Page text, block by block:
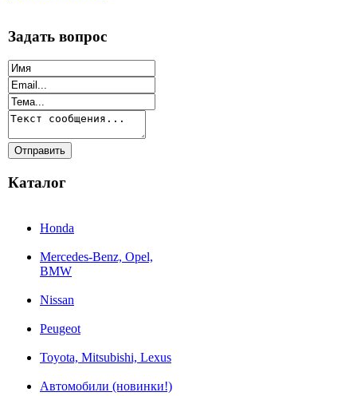
Задать вопрос
Каталог
Honda
Mercedes-Benz, Opel,
BMW
Nissan
Peugeot
Toyota, Mitsubishi, Lexus
Автомобили (новинки!)